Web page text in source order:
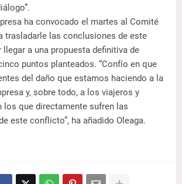
ha convocado el martes al Comité
trasladarle las conclusiones de este
llegar a una propuesta definitiva de
puntos planteados. “Confío en que
del daño que estamos haciendo a la
y, sobre todo, a los viajeros y
los que directamente sufren las
este conflicto”, ha añadido Oleaga.